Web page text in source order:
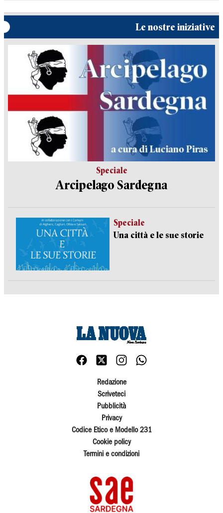
Le nostre iniziative
Speciale
Arcipelago Sardegna
Speciale
Una città e le sue storie
Redazione
Scriveteci
Pubblicità
Privacy
Codice Etico e Modello 231
Cookie policy
Termini e condizioni